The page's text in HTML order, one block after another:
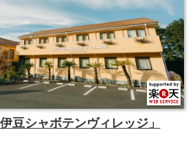
豆シャボテンヴィレッジ」